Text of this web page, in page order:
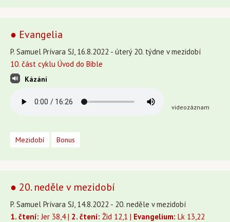
● Evangelia
P. Samuel Prívara SJ, 16.8.2022 - úterý 20. týdne v mezidobí
10. část cyklu Úvod do Bible
Kázání
videozáznam
Mezidobí Bonus
● 20. neděle v mezidobí
P. Samuel Prívara SJ, 14.8.2022 - 20. neděle v mezidobí
1. čtení: Jer 38,4 | 2. čtení: Žid 12,1 | Evangelium: Lk 13,22